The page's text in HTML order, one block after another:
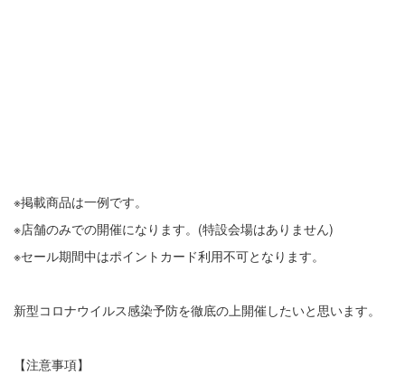
※掲載商品は一例です。
※店舗のみでの開催になります。(特設会場はありません)
※セール期間中はポイントカード利用不可となります。
新型コロナウイルス感染予防を徹底の上開催したいと思います。
【注意事項】